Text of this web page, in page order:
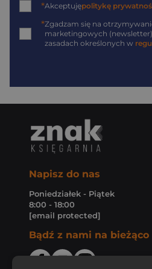
*Akceptujępolitykę
*Zgadzam się na
marketingowych
zasadach określonych w
Napisz do nas
Poniedziałek - Piątek
8:00 - 18:00
[email protected]
Bądź z nami na bieżąco